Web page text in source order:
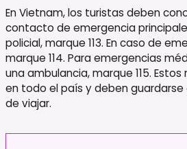
En Vietnam, los turistas deben
contacto de emergencia
policial, marque 113. En caso de
marque 114. Para emergencias
una ambulancia, marque 115.
en todo el país y deben
de viajar.